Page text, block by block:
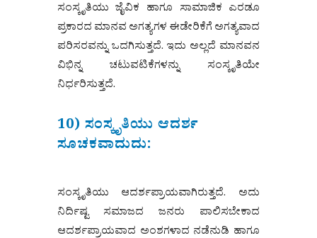
ಸಂಸ್ಕೃತಿಯು ಜೈವಿಕ ಹಾಗೂ ಸಾಮಾಜಿಕ ಎರಡೂ
ಪ್ರಕಾರದ ಮಾನವ ಅಗತ್ಯಗಳ ಈಡೇರಿಕೆಗೆ ಅಗತ್ಯವಾದ
ಪರಿಸರವನ್ನು ಒದಗಿಸುತ್ತದೆ. ಇದು ಅಲ್ಲದೆ ಮಾನವನ
ವಿಭಿನ್ನ ಚಟುವಟಿಕೆಗಳನ್ನು ಸಂಸ್ಕೃತಿಯೇ
ನಿರ್ಧರಿಸುತ್ತದೆ.
10) ಸಂಸ್ಕೃತಿಯು ಆದರ್ಶ
ಸೂಚಕವಾದುದು:
ಸಂಸ್ಕೃತಿಯು ಆದರ್ಶಪ್ರಾಯವಾಗಿರುತ್ತದೆ. ಅದು
ನಿರ್ದಿಷ್ಟ ಸಮಾಜದ ಜನರು ಪಾಲಿಸಬೇಕಾದ
ಆದರ್ಶಪ್ರಾಯವಾದ ಅಂಶಗಳಾದ ನಡೆನುಡಿ ಹಾಗೂ